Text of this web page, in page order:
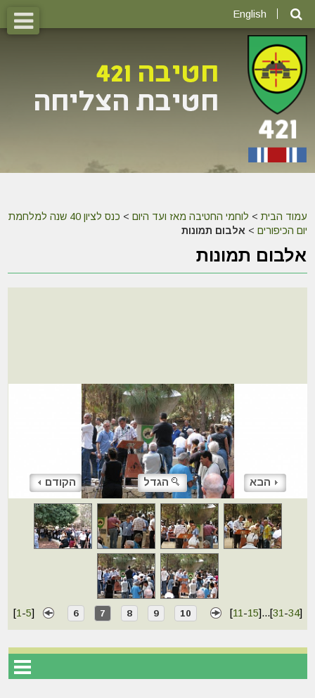
English
עמוד הבית > לוחמי החטיבה מאז ועד היום >
כנס לציון 40 שנה למלחמת
יום הכיפורים > אלבום תמונות
אלבום תמונות
הקודם הגדל הבא
[1 -5] 6 7 8 9 10 [11 -15]...[31 -34]